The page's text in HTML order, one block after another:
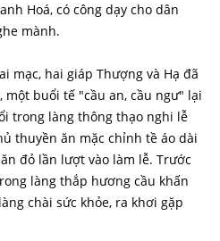
Hoá, có công dạy cho dân
mành.
mạc, hai giáp Thượng và Hạ đã
buổi tế "cầu an, cầu ngư" lại
trong làng thông thạo nghi lễ
thuyền ăn mặc chỉnh tề áo dài
đỏ lần lượt vào làm lễ. Trước
làng thắp hương cầu khấn
chài sức khỏe, ra khơi gặp